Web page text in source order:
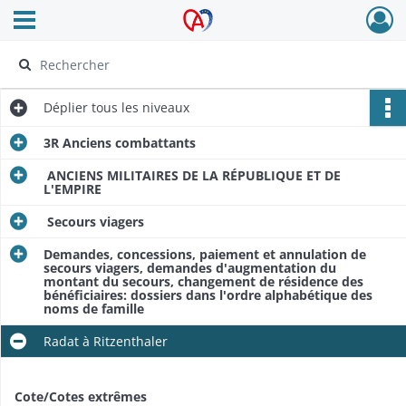
Archives Alsace - Colmar
Ouvrir le menu déroulant
Déplier tous les niveaux
3R Anciens combattants
ANCIENS MILITAIRES DE LA RÉPUBLIQUE ET DE
L'EMPIRE
Secours viagers
Demandes, concessions, paiement et annulation de
secours viagers, demandes d'augmentation du
montant du secours, changement de résidence des
bénéficiaires: dossiers dans l'ordre alphabétique des
noms de famille
Radat à Ritzenthaler
Cote/Cotes extrêmes